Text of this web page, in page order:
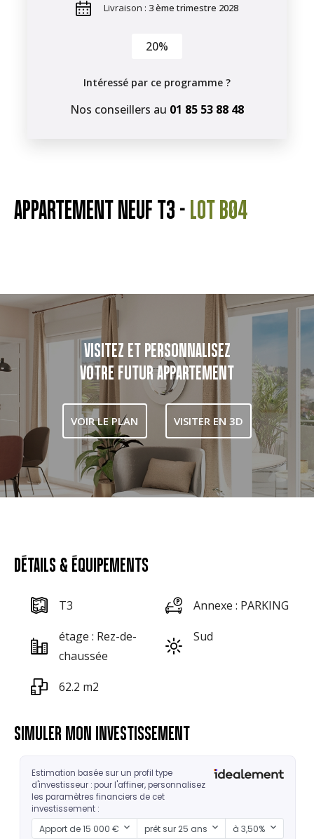
Livraison : 3 ème trimestre 2028
20%
Intéressé par ce programme ?
Nos conseillers au 01 85 53 88 48
APPARTEMENT NEUF T3 - LOT B04
VISITEZ ET PERSONNALISEZ
VOTRE FUTUR APPARTEMENT
VOIR LE PLAN VISITER EN 3D
DÉTAILS & ÉQUIPEMENTS
T3
Annexe : PARKING
étage : Rez-de-
chaussée
Sud
62.2 m2
SIMULER MON INVESTISSEMENT